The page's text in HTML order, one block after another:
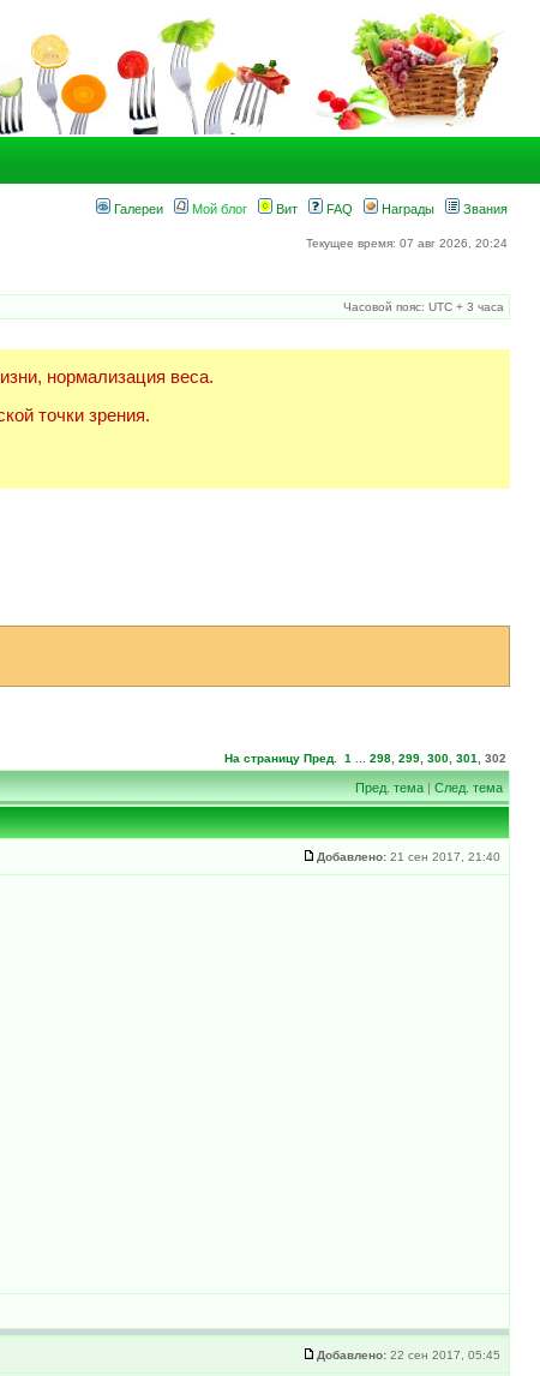
Галереи Мой блог Вит FAQ Награды Звания
Текущее время: 07 авг 2026, 20:24
Часовой пояс: UTC + 3 часа
нормализация веса.
точки зрения.
На страницу Пред. 1 298 299 300 301 302
Пред. тема|След. тема
Добавлено: 21 сен 2017, 21:40
Добавлено: 22 сен 2017, 05:45